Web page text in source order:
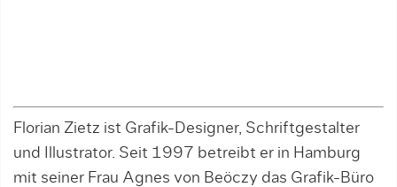
Florian Zietz ist Grafik-Designer, Schriftgestalter
und Illustrator. Seit 1997 betreibt er in Hamburg
mit seiner Frau Agnes von Beöczy das Grafik-Büro